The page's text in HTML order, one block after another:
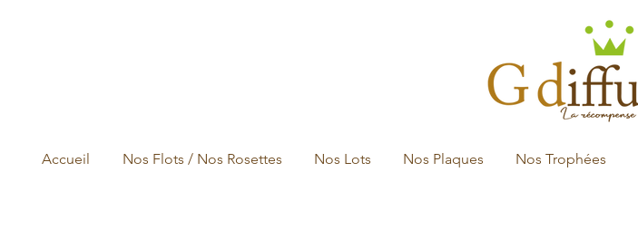
Accueil Nos Flots / Nos Rosettes Nos Lots Nos Plaques Nos Trophées